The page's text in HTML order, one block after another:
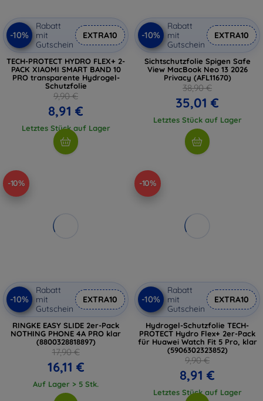
-10%
Rabatt
mit
Gutschein
EXTRA10
TECH-PROTECT HYDRO FLEX+ 2-
PACK XIAOMI SMART BAND 10
PRO transparente Hydrogel-
Schutzfolie
9,90 €
8,91 €
Letztes Stück auf Lager
-10%
Rabatt
mit
Gutschein
EXTRA10
Sichtschutzfolie Spigen Safe
View MacBook Neo 13 2026
Privacy (AFL11670)
38,90 €
35,01 €
Letztes Stück auf Lager
-10%
-10%
Rabatt
mit
Gutschein
EXTRA10
RINGKE EASY SLIDE 2er-Pack
NOTHING PHONE 4A PRO klar
(8800328818897)
17,90 €
16,11 €
Auf Lager > 5 Stk.
-10%
-10%
Rabatt
mit
Gutschein
EXTRA10
Hydrogel-Schutzfolie TECH-
PROTECT Hydro Flex+ 2er-Pack
für Huawei Watch Fit 5 Pro, klar
(5906302323852)
9,90 €
8,91 €
Letztes Stück auf Lager